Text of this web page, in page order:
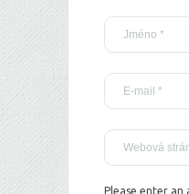
Please enter an